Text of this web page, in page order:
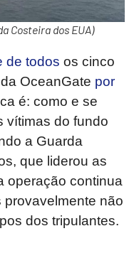
Costeira dos EUA)
de todos os cinco
OceanGate por
é: como e se
vítimas do fundo
a Guarda
que liderou as
operação continua
não
dos tripulantes.